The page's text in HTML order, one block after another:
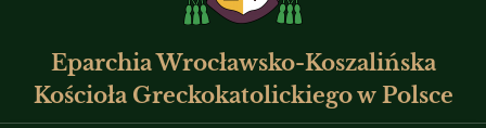
Eparchia Wrocławsko-Koszalińska
Kościoła Greckokatolickiego w Polsce